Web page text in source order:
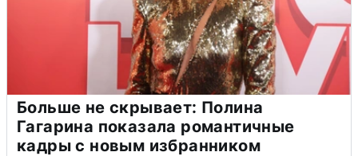
Больше не скрывает: Полина
Гагарина показала романтичные
кадры с новым избранником